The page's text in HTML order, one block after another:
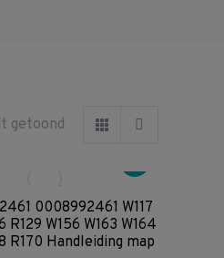
getoond Gesorteerd
0008992461 W117
R129 W156 W163 W164
R170 Handleiding map